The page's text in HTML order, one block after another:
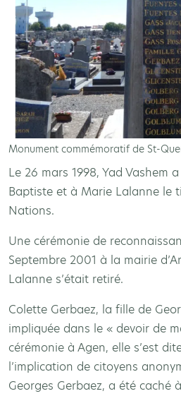
Monument commémoratif de St-
Le 26 mars 1998, Yad Vashem
Baptiste et à Marie Lalanne le
Nations.
Une cérémonie de
Septembre 2001 à la mairie
Lalanne s’était retiré.
Colette Gerbaez, la fille de
impliquée dans le « devoir de
cérémonie à Agen, elle s’est
l’implication de citoyens
Georges Gerbaez, a été caché